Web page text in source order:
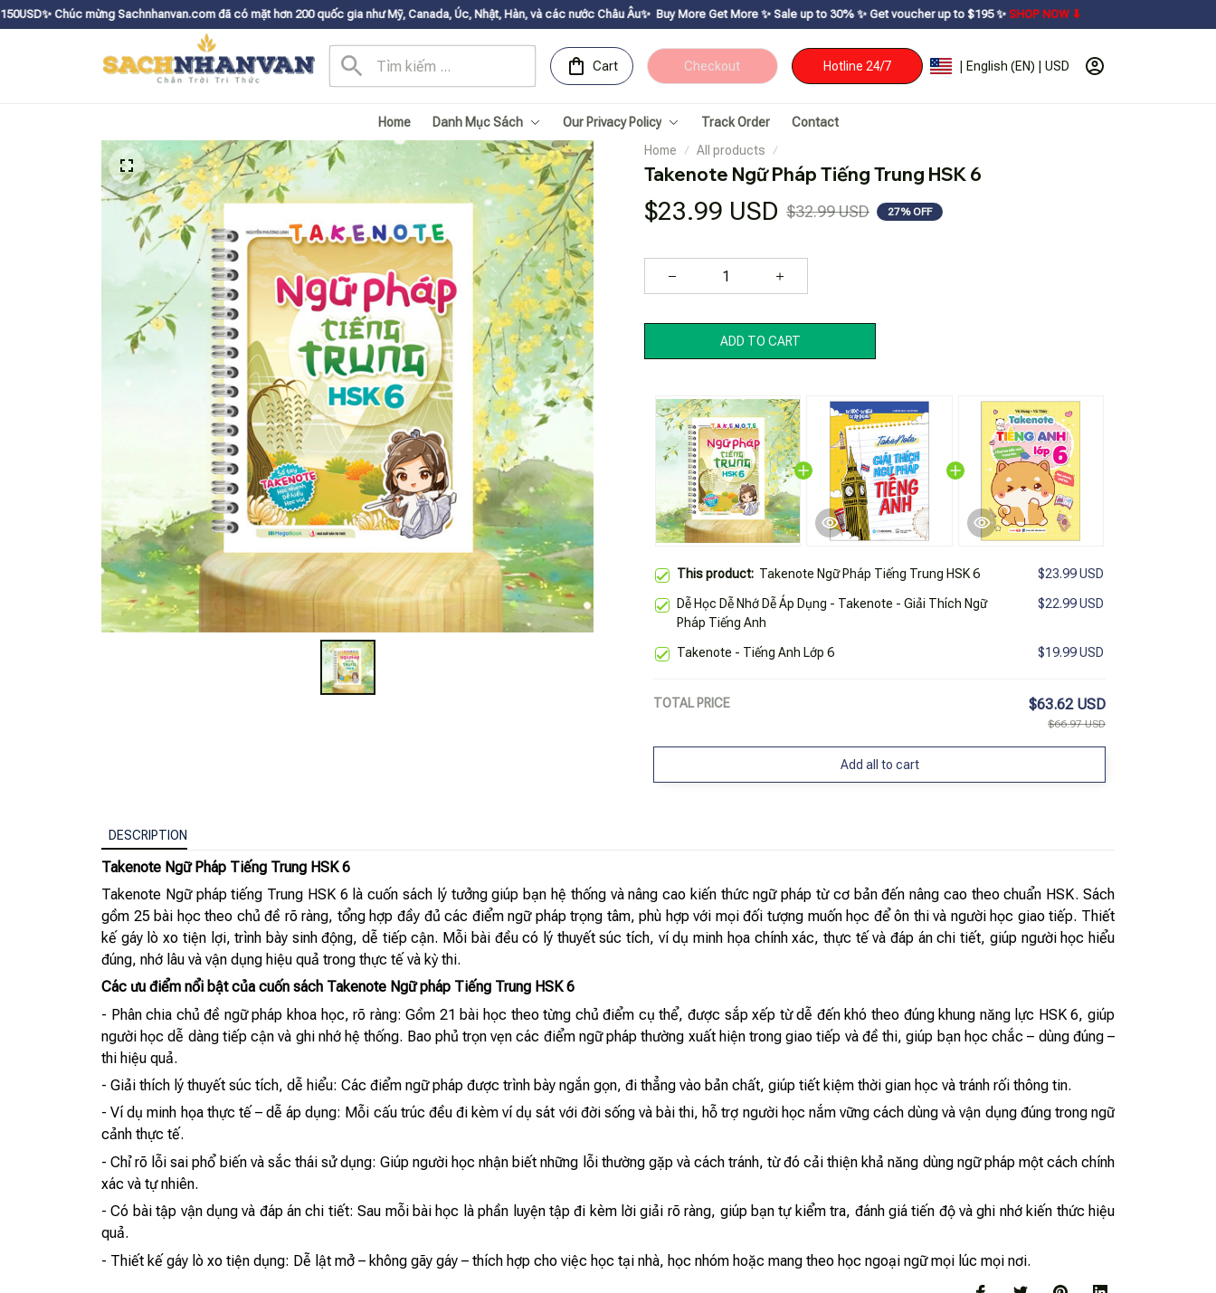
Sachnhanvan.com đã có mặt hơn 200 quốc gia như Mỹ, Canada, Úc, Nhật, Hàn, và các nước Châu Âu✨ Buy More Get Moreㅤ ✨ㅤ Sale up to 30% ㅤ✨ㅤ Get voucher up to $195ㅤ ✨ㅤSHOP NOW ⬇
Cart Checkout Hotline 24/7 | English (EN) | USD
Home Danh Mục Sách Our Privacy Policy Track Order
Contact
Home
All products
Takenote Ngữ Pháp Tiếng Trung HSK 6
$23.99 USD $32.99 USD 27% OFF
ADD TO CART
This product: Takenote Ngữ Pháp Tiếng Trung HSK 6 $23.99 USD
Dễ Học Dễ Nhớ Dễ Áp Dụng - Takenote - Giải Thích Ngữ
Pháp Tiếng Anh
$22.99 USD
Takenote - Tiếng Anh Lớp 6 $19.99 USD
TOTAL PRICE $63.62 USD
$66.97 USD
Add all to cart
DESCRIPTION
Takenote Ngữ Pháp Tiếng Trung HSK 6
Takenote Ngữ pháp tiếng Trung HSK 6 là cuốn sách lý tưởng giúp bạn hệ thống và nâng cao kiến thức ngữ pháp từ cơ bản đến nâng cao theo chuẩn HSK. Sách
gồm 25 bài học theo chủ đề rõ ràng, tổng hợp đầy đủ các điểm ngữ pháp trọng tâm, phù hợp với mọi đối tượng muốn học để ôn thi và người học giao tiếp. Thiết
kế gáy lò xo tiện lợi, trình bày sinh động, dễ tiếp cận. Mỗi bài đều có lý thuyết súc tích, ví dụ minh họa chính xác, thực tế và đáp án chi tiết, giúp người học hiểu
đúng, nhớ lâu và vận dụng hiệu quả trong thực tế và kỳ thi.
Các ưu điểm nổi bật của cuốn sách Takenote Ngữ pháp Tiếng Trung HSK 6
- Phân chia chủ đề ngữ pháp khoa học, rõ ràng: Gồm 21 bài học theo từng chủ điểm cụ thể, được sắp xếp từ dễ đến khó theo đúng khung năng lực HSK 6, giúp
người học dễ dàng tiếp cận và ghi nhớ hệ thống. Bao phủ trọn vẹn các điểm ngữ pháp thường xuất hiện trong giao tiếp và đề thi, giúp bạn học chắc – dùng đúng –
thi hiệu quả.
- Giải thích lý thuyết súc tích, dễ hiểu: Các điểm ngữ pháp được trình bày ngắn gọn, đi thẳng vào bản chất, giúp tiết kiệm thời gian học và tránh rối thông tin.
- Ví dụ minh họa thực tế – dễ áp dụng: Mỗi cấu trúc đều đi kèm ví dụ sát với đời sống và bài thi, hỗ trợ người học nắm vững cách dùng và vận dụng đúng trong ngữ
cảnh thực tế.
- Chỉ rõ lỗi sai phổ biến và sắc thái sử dụng: Giúp người học nhận biết những lỗi thường gặp và cách tránh, từ đó cải thiện khả năng dùng ngữ pháp một cách chính
xác và tự nhiên.
- Có bài tập vận dụng và đáp án chi tiết: Sau mỗi bài học là phần luyện tập đi kèm lời giải rõ ràng, giúp bạn tự kiểm tra, đánh giá tiến độ và ghi nhớ kiến thức hiệu
quả.
- Thiết kế gáy lò xo tiện dụng: Dễ lật mở – không gãy gáy – thích hợp cho việc học tại nhà, học nhóm hoặc mang theo học ngoại ngữ mọi lúc mọi nơi.